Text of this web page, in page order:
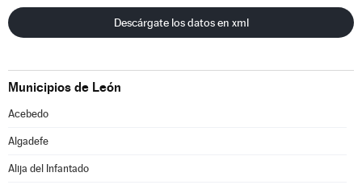
Descárgate los datos en xml
Municipios de León
Acebedo
Algadefe
Alija del Infantado